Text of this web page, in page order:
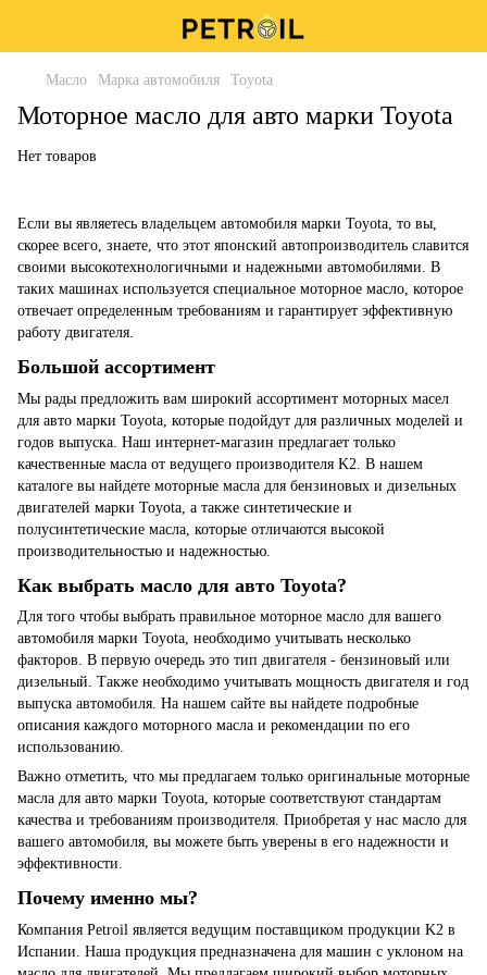
Масло Марка автомобиля Toyota
Моторное масло для авто марки Toyota
Нет товаров
Если вы являетесь владельцем автомобиля марки Toyota, то вы,
скорее всего, знаете, что этот японский автопроизводитель славится
своими высокотехнологичными и надежными автомобилями. В
таких машинах используется специальное моторное масло, которое
отвечает определенным требованиям и гарантирует эффективную
работу двигателя.
Большой ассортимент
Мы рады предложить вам широкий ассортимент моторных масел
для авто марки Toyota, которые подойдут для различных моделей и
годов выпуска. Наш интернет-магазин предлагает только
качественные масла от ведущего производителя K2. В нашем
каталоге вы найдете моторные масла для бензиновых и дизельных
двигателей марки Toyota, а также синтетические и
полусинтетические масла, которые отличаются высокой
производительностью и надежностью.
Как выбрать масло для авто Toyota?
Для того чтобы выбрать правильное моторное масло для вашего
автомобиля марки Toyota, необходимо учитывать несколько
факторов. В первую очередь это тип двигателя - бензиновый или
дизельный. Также необходимо учитывать мощность двигателя и год
выпуска автомобиля. На нашем сайте вы найдете подробные
описания каждого моторного масла и рекомендации по его
использованию.
Важно отметить, что мы предлагаем только оригинальные моторные
масла для авто марки Toyota, которые соответствуют стандартам
качества и требованиям производителя. Приобретая у нас масло для
вашего автомобиля, вы можете быть уверены в его надежности и
эффективности.
Почему именно мы?
Компания Petroil является ведущим поставщиком продукции K2 в
Испании. Наша продукция предназначена для машин с уклоном на